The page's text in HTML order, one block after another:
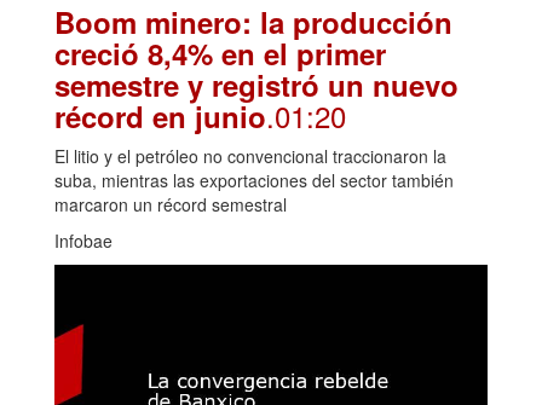
Boom minero: la producción
creció 8,4% en el primer
semestre y registró un nuevo
récord en junio.01:20
El litio y el petróleo no convencional traccionaron la
suba, mientras las exportaciones del sector también
marcaron un récord semestral
Infobae